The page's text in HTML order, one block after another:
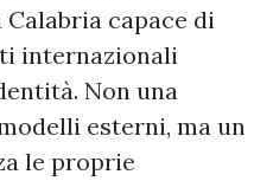
capace di
internazionali
Non una
esterni, ma un
le proprie